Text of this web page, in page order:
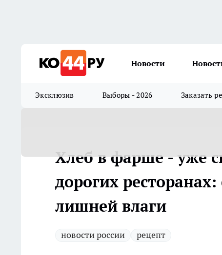
Новости
Эксклюзив Выборы - 2026 Заказать
Хлеб в фарше - уже
дорогих
лишней влаги
новости россии рецепт